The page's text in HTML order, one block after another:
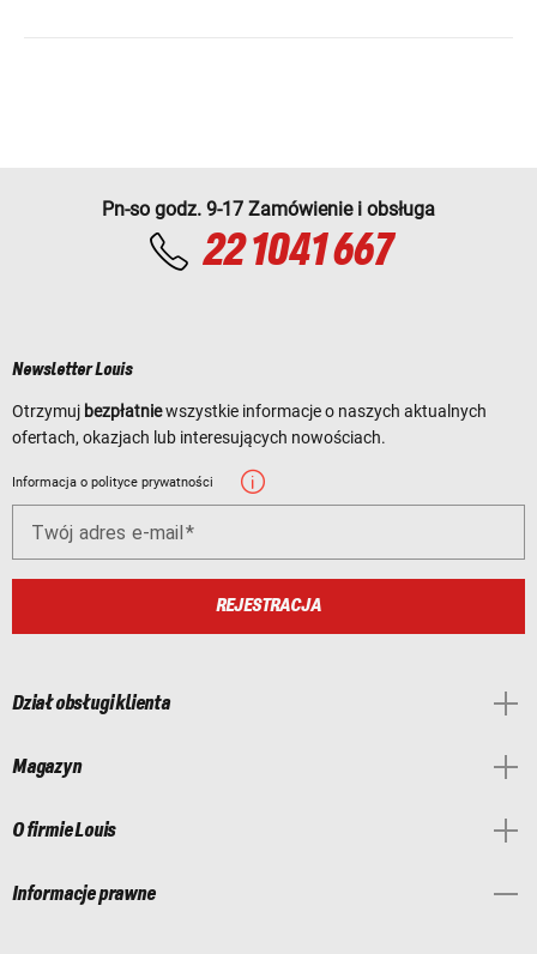
Pn-so godz. 9-17 Zamówienie i obsługa
22 1041 667
Newsletter Louis
Otrzymuj bezpłatniewszystkie informacje o naszych aktualnych
ofertach, okazjach lub interesujących nowościach.
Informacja o polityce prywatności
Twój adres e-mail
REJESTRACJA
Dział obsługi klienta
Magazyn
O firmie Louis
Informacje prawne